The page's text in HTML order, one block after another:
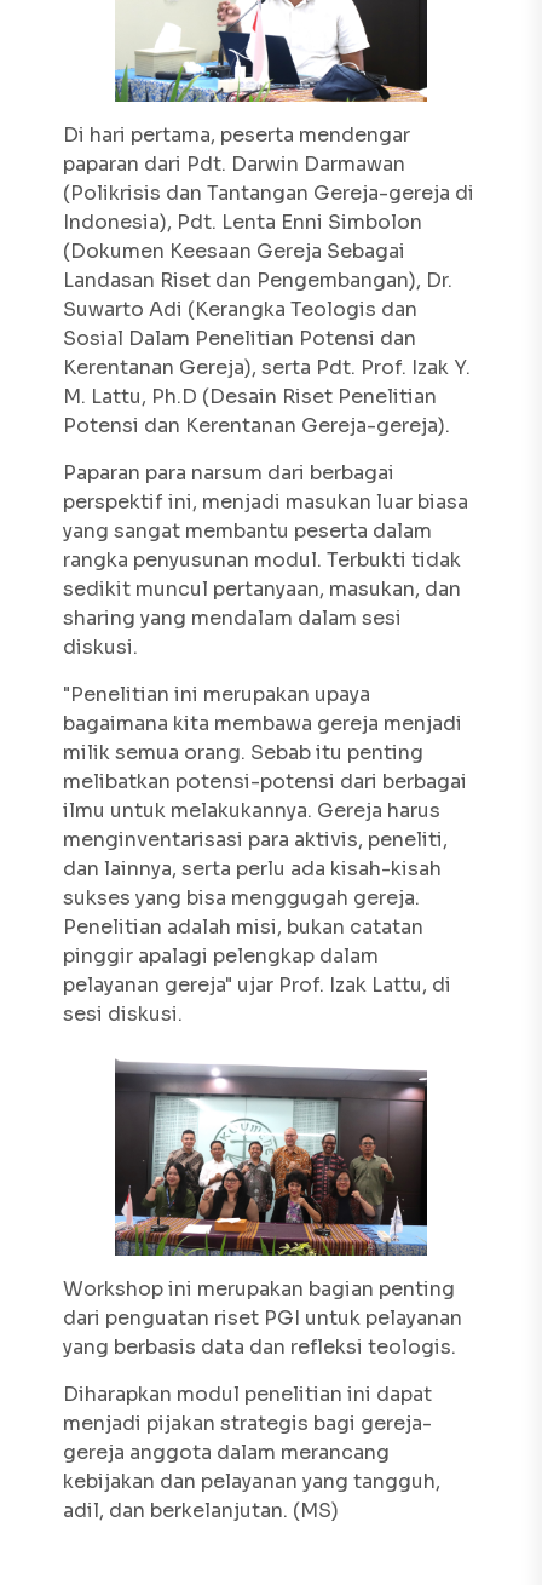
Di hari pertama, peserta mendengar
paparan dari Pdt. Darwin Darmawan
(Polikrisis dan Tantangan Gereja-gereja di
Indonesia), Pdt. Lenta Enni Simbolon
(Dokumen Keesaan Gereja Sebagai
Landasan Riset dan Pengembangan), Dr.
Suwarto Adi (Kerangka Teologis dan
Sosial Dalam Penelitian Potensi dan
Kerentanan Gereja), serta Pdt. Prof. Izak Y.
M. Lattu, Ph.D (Desain Riset Penelitian
Potensi dan Kerentanan Gereja-gereja).
Paparan para narsum dari berbagai
perspektif ini, menjadi masukan luar biasa
yang sangat membantu peserta dalam
rangka penyusunan modul. Terbukti tidak
sedikit muncul pertanyaan, masukan, dan
sharing yang mendalam dalam sesi
diskusi.
"Penelitian ini merupakan upaya
bagaimana kita membawa gereja menjadi
milik semua orang. Sebab itu penting
melibatkan potensi-potensi dari berbagai
ilmu untuk melakukannya. Gereja harus
menginventarisasi para aktivis, peneliti,
dan lainnya, serta perlu ada kisah-kisah
sukses yang bisa menggugah gereja.
Penelitian adalah misi, bukan catatan
pinggir apalagi pelengkap dalam
pelayanan gereja" ujar Prof. Izak Lattu, di
sesi diskusi.
Workshop ini merupakan bagian penting
dari penguatan riset PGI untuk pelayanan
yang berbasis data dan refleksi teologis.
Diharapkan modul penelitian ini dapat
menjadi pijakan strategis bagi gereja-
gereja anggota dalam merancang
kebijakan dan pelayanan yang tangguh,
adil, dan berkelanjutan. (MS)